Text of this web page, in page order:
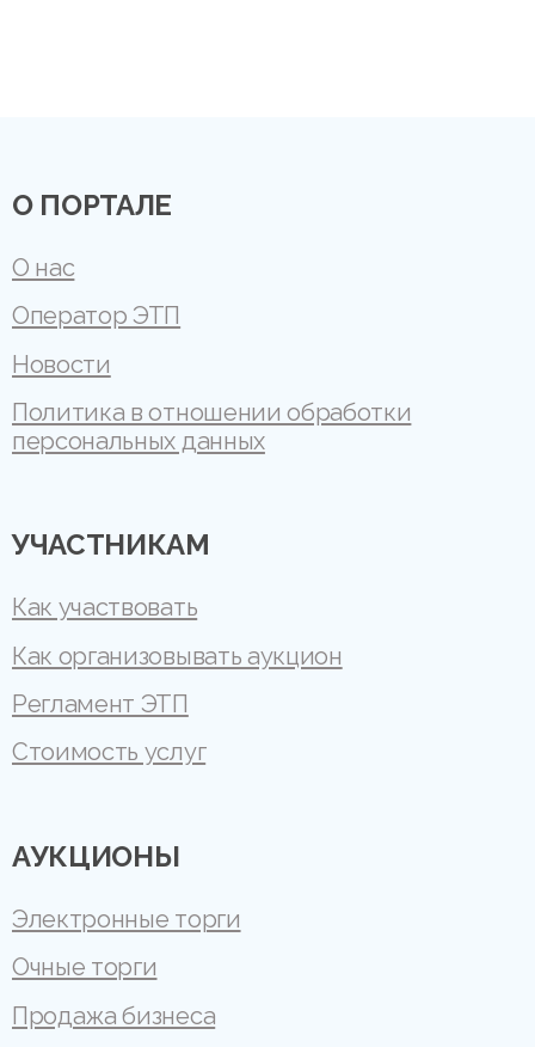
О ПОРТАЛЕ
О нас
Оператор ЭТП
Новости
Политика в отношении обработки
персональных данных
УЧАСТНИКАМ
Как участвовать
Как организовывать аукцион
Регламент ЭТП
Стоимость услуг
АУКЦИОНЫ
Электронные торги
Очные торги
Продажа бизнеса